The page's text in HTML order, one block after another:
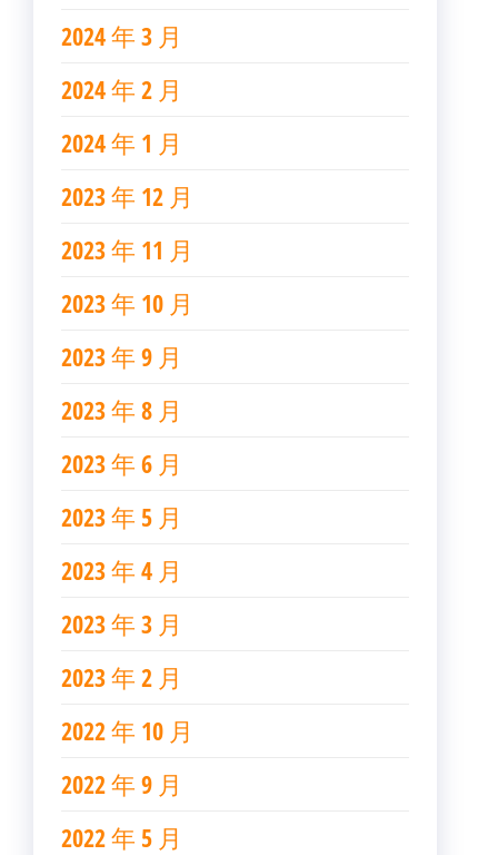
2024 年 3 月
2024 年 2 月
2024 年 1 月
2023 年 12 月
2023 年 11 月
2023 年 10 月
2023 年 9 月
2023 年 8 月
2023 年 6 月
2023 年 5 月
2023 年 4 月
2023 年 3 月
2023 年 2 月
2022 年 10 月
2022 年 9 月
2022 年 5 月